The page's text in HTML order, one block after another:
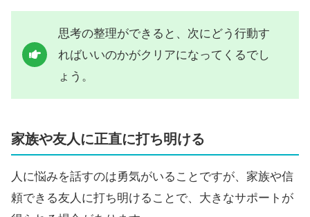
思考の整理ができると、次にどう行動す
ればいいのかがクリアになってくるでし
ょう。
家族や友人に正直に打ち明ける
人に悩みを話すのは勇気がいることですが、家族や信
頼できる友人に打ち明けることで、大きなサポートが